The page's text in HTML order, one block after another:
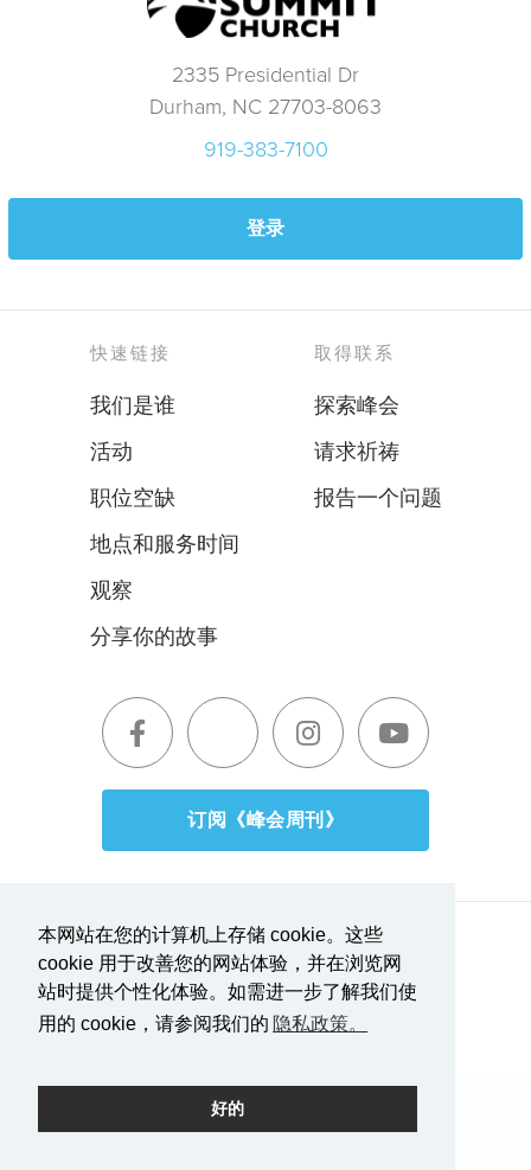
本网站在您的计算机上存储 cookie。这些
cookie 用于改善您的网站体验，并在浏览网
站时提供个性化体验。如需进一步了解我们使
用的 cookie，请参阅我们的 隐私政策。
好的
2335 Presidential Dr
Durham, NC 27703-8063
919-383-7100
登录
订阅《峰会周刊》
快速链接
我们是谁
活动
职位空缺
地点和服务时间
观察
分享你的故事
取得联系
探索峰会
请求祈祷
报告一个问题
服务条款|隐私政策
报道透明度
由摇滚驱动。